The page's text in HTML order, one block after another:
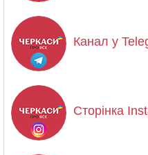
Канал у
Сторінка